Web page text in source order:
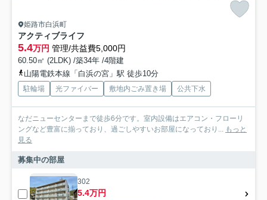
姫路市白浜町
アクティブライフ
5.4万円 管理/共益費5,000円
60.50㎡ (2LDK) /築34年 /4階建
山陽電鉄本線「白浜の宮」駅 徒歩10分
駐輪場 光ファイバー 敷地内ごみ置き場 公共下水
なだニューセンターまで徒歩6分です。室内設備はエアコン・フローリ
ングなど豊富に揃っており、過ごしやすいお部屋になっており... もっと
見る
募集中の部屋
302
5.4万円